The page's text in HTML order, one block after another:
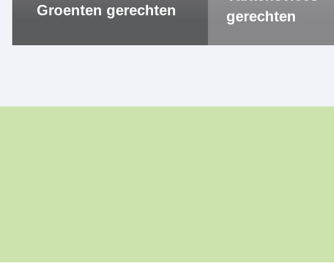
Groenten gerechten
gerechten